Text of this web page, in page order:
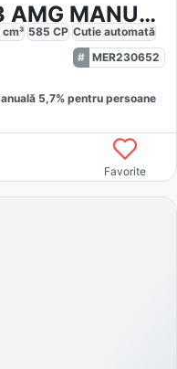
Mercedes-Benz G 63 AMG MANUFAKTUR
cm³ 585 CP Cutie automată
MER230652
anuală 5,7% pentru persoane
Favorite